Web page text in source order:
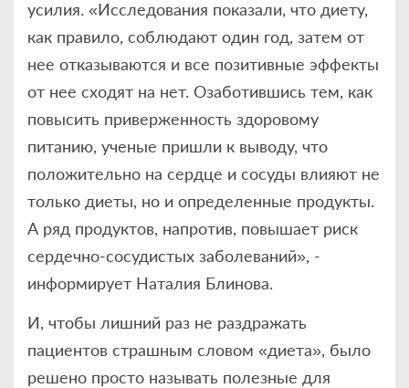
усилия. «Исследования показали, что диету,
как правило, соблюдают один год, затем от
нее отказываются и все позитивные эффекты
от нее сходят на нет. Озаботившись тем, как
повысить приверженность здоровому
питанию, ученые пришли к выводу, что
положительно на сердце и сосуды влияют не
только диеты, но и определенные продукты.
А ряд продуктов, напротив, повышает риск
сердечно-сосудистых заболеваний», -
информирует Наталия Блинова.
И, чтобы лишний раз не раздражать
пациентов страшным словом «диета», было
решено просто называть полезные для